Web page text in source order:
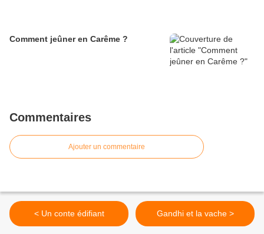
Comment jeûner en Carême ?
Commentaires
Ajouter un commentaire
< Un conte édifiant Gandhi et la vache >